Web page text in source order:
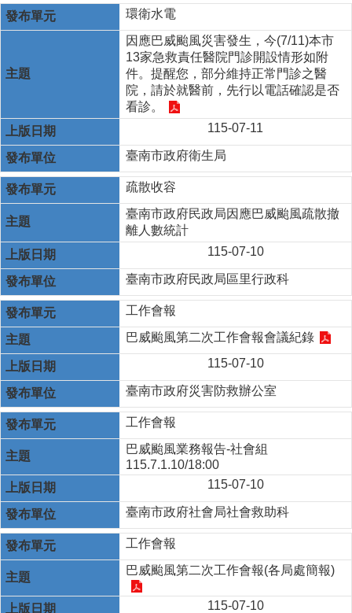
環衛水電
因應巴威颱風災害發生，今(7/11)本市
13家急救責任醫院門診開設情形如附
件。提醒您，部分維持正常門診之醫
院，請於就醫前，先行以電話確認是否
看診。
115-07-11
臺南市政府衛生局
疏散收容
臺南市政府民政局因應巴威颱風疏散撤
離人數統計
115-07-10
臺南市政府民政局區里行政科
工作會報
巴威颱風第二次工作會報會議紀錄
115-07-10
臺南市政府災害防救辦公室
工作會報
巴威颱風業務報告-社會組
115.7.1.10/18:00
115-07-10
臺南市政府社會局社會救助科
工作會報
巴威颱風第二次工作會報(各局處簡報)
115-07-10